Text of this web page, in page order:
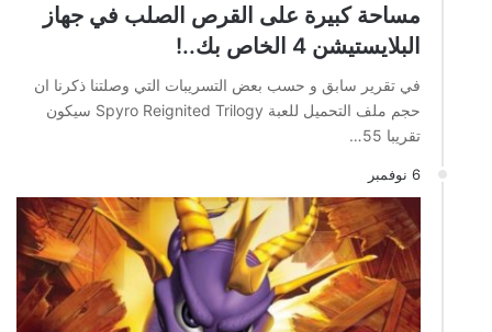
مساحة كبيرة على القرص الصلب في جهاز
البلايستيشن 4 الخاص بك..!
في تقرير سابق و حسب بعض التسريبات التي وصلتنا ذكرنا ان
حجم ملف التحميل للعبة Spyro Reignited Trilogy سيكون
تقريبا 55…
6 نوفمبر